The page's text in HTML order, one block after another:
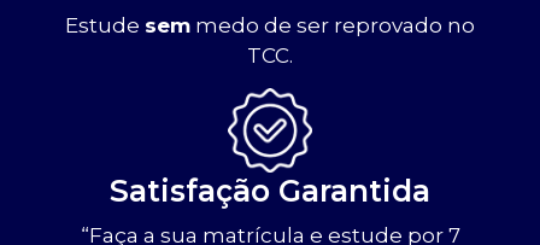
Estude sem medo de ser reprovado no
TCC.
Satisfação Garantida
“Faça a sua matrícula e estude por 7